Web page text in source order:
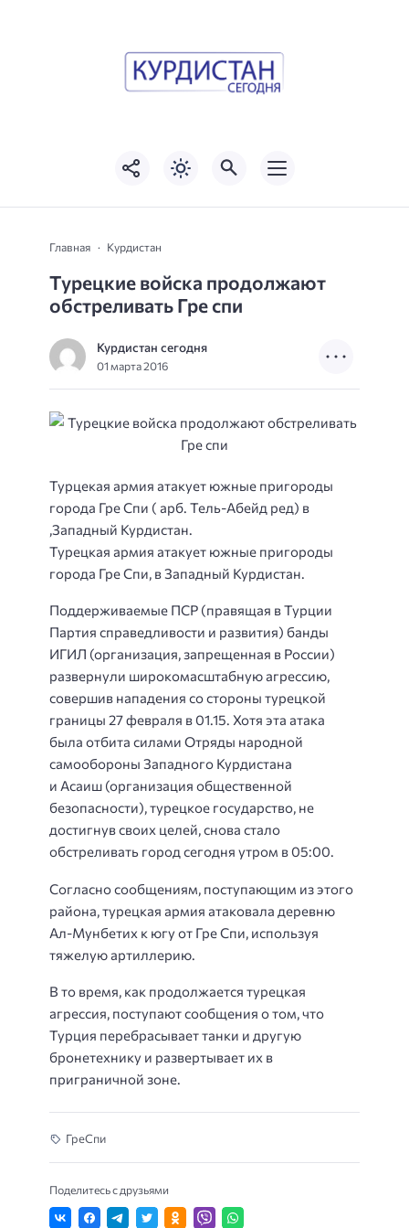
Главная Курдистан
Турецкие войска продолжают
обстреливать Гре спи
Курдистан сегодня
01 марта 2016
Турцекая армия атакует южные пригороды
города Гре Спи ( арб. Тель-Абейд ред) в
,Западный Курдистан.
Турецкая армия атакует южные пригороды
города Гре Спи, в Западный Курдистан.
Поддерживаемые ПСР (правящая в Турции
Партия справедливости и развития) банды
ИГИЛ (организация, запрещенная в России)
развернули широкомасштабную агрессию,
совершив нападения со стороны турецкой
границы 27 февраля в 01.15. Хотя эта атака
была отбита силами Отряды народной
самообороны Западного Курдистана
и Асаиш (организация общественной
безопасности), турецкое государство, не
достигнув своих целей, снова стало
обстреливать город сегодня утром в 05:00.
Согласно сообщениям, поступающим из этого
района, турецкая армия атаковала деревню
Ал-Мунбетих к югу от Гре Спи, используя
тяжелую артиллерию.
В то время, как продолжается турецкая
агрессия, поступают сообщения о том, что
Турция перебрасывает танки и другую
бронетехнику и развертывает их в
приграничной зоне.
ГреСпи
Поделитесь с друзьями